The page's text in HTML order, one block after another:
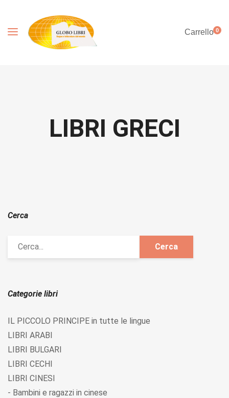
Carrello0
LIBRI GRECI
Cerca
Categorie libri
IL PICCOLO PRINCIPE in tutte le lingue
LIBRI ARABI
LIBRI BULGARI
LIBRI CECHI
LIBRI CINESI
- Bambini e ragazzi in cinese